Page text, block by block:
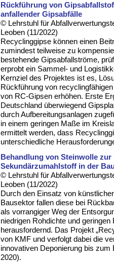
Rückführung von
anfallender Gipsabfälle
© Lehrstuhl für
Leoben (11/2022)
Recyclinggipse können einen
zumindest teilweise zu
bestehende Gipsabfallströme,
erprobt ein Sammel- und
Kernziel des Projektes ist es,
Rückführung von
von RC-Gipsen erhöhen. Erste
Deutschland überwiegend
durch Aufbereitungsanlagen
in einem geringen Maße im
ermittelt werden, dass
unterschiedliche
Behandlung von Steinwolle
Sekundärzumahlstoff in der
© Lehrstuhl für
Leoben (11/2022)
Durch den Einsatz von
Bausektor fallen diese bei
als vorrangiger Weg der
niedrigen Rohdichte und
herausfordernd. Das Projekt
von KMF und verfolgt dabei die
innovativen Deponierung bis
2020).